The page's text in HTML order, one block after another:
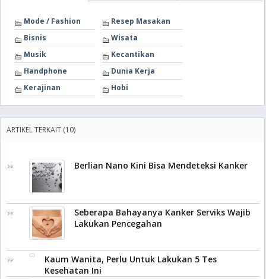
Mode / Fashion
Resep Masakan
Bisnis
Wisata
Musik
Kecantikan
Handphone
Dunia Kerja
Kerajinan
Hobi
ARTIKEL TERKAIT (10)
Berlian Nano Kini Bisa Mendeteksi Kanker
Seberapa Bahayanya Kanker Serviks Wajib
Lakukan Pencegahan
Kaum Wanita, Perlu Untuk Lakukan 5 Tes
Kesehatan Ini